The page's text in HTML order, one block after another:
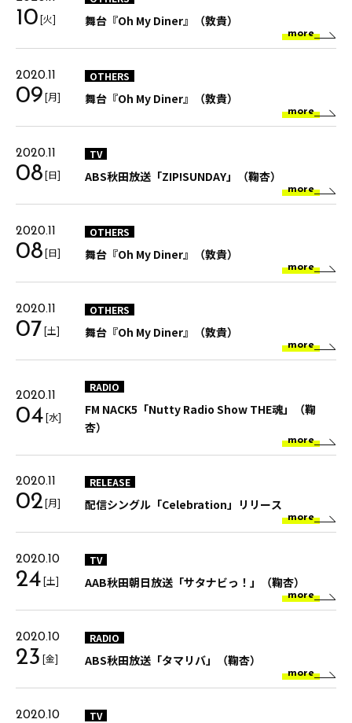
10[火] 舞台『Oh My Diner』（敦貴）
more
2020.11
09[月]
OTHERS
舞台『Oh My Diner』（敦貴）
more
2020.11
08[日]
TV
ABS秋田放送「ZIP!SUNDAY」（鞠杏）
more
2020.11
08[日]
OTHERS
舞台『Oh My Diner』（敦貴）
more
2020.11
07[土]
OTHERS
舞台『Oh My Diner』（敦貴）
more
2020.11
04[水]
RADIO
FM NACK5「Nutty Radio Show THE魂」（鞠
杏）
more
2020.11
02[月]
RELEASE
配信シングル「Celebration」リリース
more
2020.10
24[土]
TV
AAB秋田朝日放送「サタナビっ！」（鞠杏）
more
2020.10
23 [金]
RADIO
ABS秋田放送「タマリバ」（鞠杏）
more
2020.10 TV